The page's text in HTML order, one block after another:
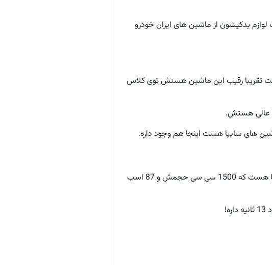
یدکیشون از ماشین های ایران خودرو
تقریبا رقیب این ماشین هستش توی کلاس
های سایپا هست اینجا هم وجود داره.
، موتور همون m15 همیشگی که روی همه ی محصولات سایپا هست که 1500 سی سی حجمش و 87 اسب